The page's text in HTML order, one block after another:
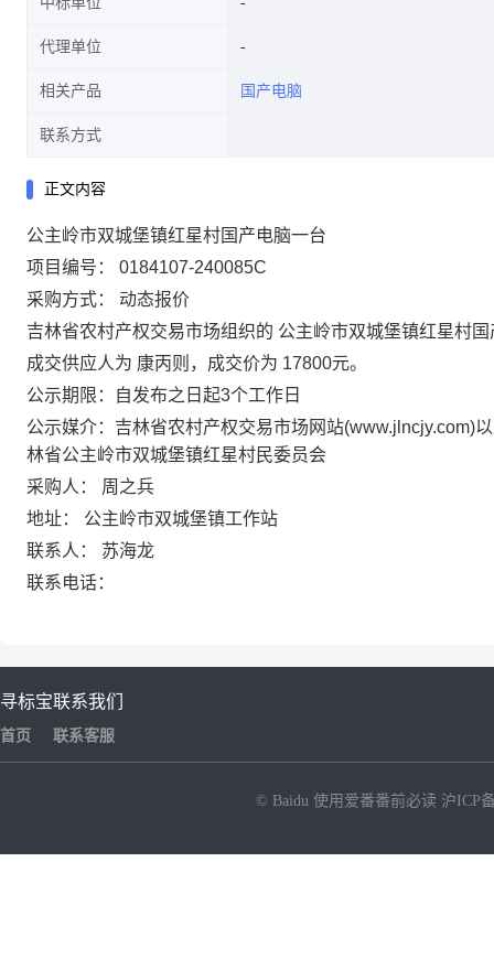
代理单位
相关产品 国产电脑
联系方式
正文内容
公主岭市双城堡镇红星村国产电脑一台
项目编号： 0184107-240085C
采购方式： 动态报价
吉林省农村产权交易市场组织的 公主岭市双城堡镇红星村
成交供应人为 康丙则 ，成交价为 17800元。
公示期限：自发布之日起3个工作日
公示媒介：吉林省农村产权交易市场网站(www.jlncjy.com)
林省公主岭市双城堡镇红星村民委员会
采购人： 周之兵
地址： 公主岭市双城堡镇工作站
联系人： 苏海龙
联系电话：
寻标宝
首页
联系我们
联系客服
© Baidu 使用爱番番前必读 沪ICP